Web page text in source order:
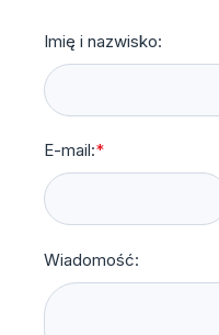
Imię i nazwisko:
E-mail:*
Wiadomość: